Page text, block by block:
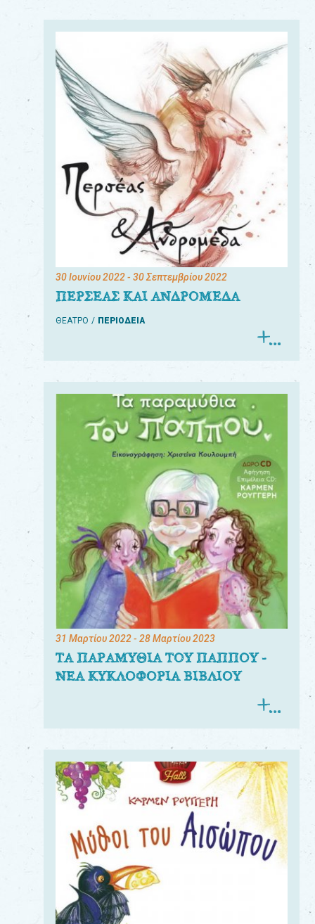
30 Ιουνίου 2022- 30 Σεπτεμβρίου 2022
ΠΕΡΣΕΑΣ ΚΑΙ ΑΝΔΡΟΜΕΔΑ
ΘΕΑΤΡΟ ΠΕΡΙΟΔΕΙΑ
31 Μαρτίου 2022- 28 Μαρτίου 2023
ΤΑ ΠΑΡΑΜΥΘΙΑ ΤΟΥ ΠΑΠΠΟΥ -
ΝΕΑ ΚΥΚΛΟΦΟΡΙΑ ΒΙΒΛΙΟΥ